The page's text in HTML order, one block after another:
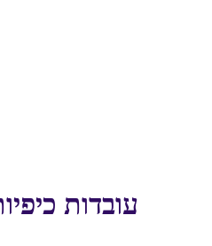
עובדות